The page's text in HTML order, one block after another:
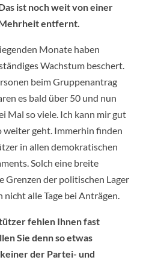
ist noch weit von einer
entfernt.
Monate haben
Wachstum beschert.
beim Gruppenantrag
es bald über 50 und nun
Mal so viele. Ich kann mir gut
weiter geht. Immerhin finden
in allen demokratischen
Solch eine breite
Grenzen der politischen Lager
nicht alle Tage bei Anträgen.
fehlen Ihnen fast
Sie denn so etwas
der Partei- und